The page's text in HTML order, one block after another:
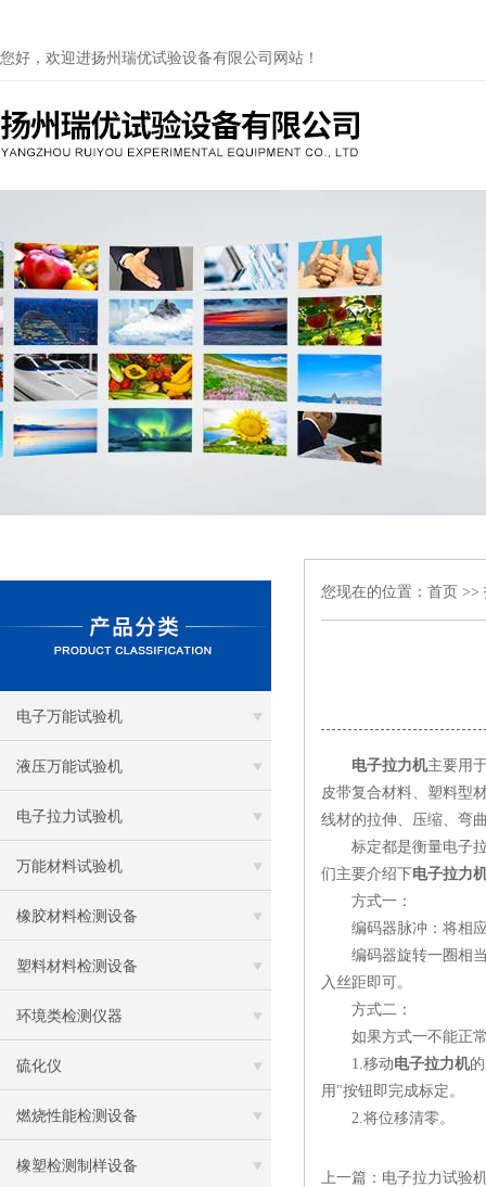
您好，欢迎进扬州瑞优试验设备有限公司网站！
电子万能试验机
液压万能试验机
电子拉力试验机
万能材料试验机
橡胶材料检测设备
塑料材料检测设备
环境类检测仪器
硫化仪
燃烧性能检测设备
橡塑检测制样设备
您现在的位置： 首页 >>
电子拉力机主要用
皮带复合材料、塑料型
线材的拉伸、压缩、弯
标定都是衡量电子拉
们主要介绍下电子拉力
方式一：
编码器脉冲：将相应
编码器旋转一圈相当
入丝距即可。
方式二：
如果方式一不能正常
1.移动电子拉力机
用"按钮即完成标定。
2.将位移清零。
上一篇： 电子拉力试验